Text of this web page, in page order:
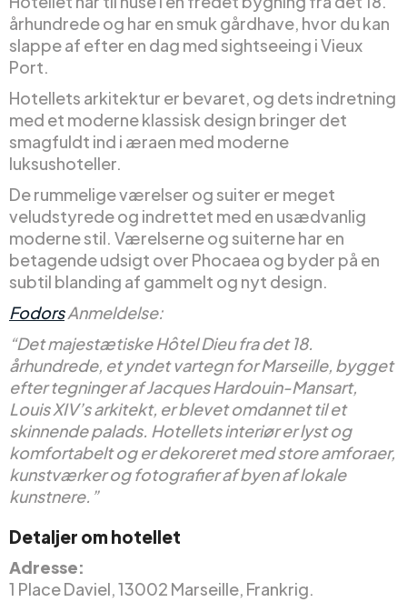
århundrede og har en smuk gårdhave, hvor du kan
slappe af efter en dag med sightseeing i Vieux
Port.
Hotellets arkitektur er bevaret, og dets indretning
med et moderne klassisk design bringer det
smagfuldt ind i æraen med moderne
luksushoteller.
De rummelige værelser og suiter er meget
veludstyrede og indrettet med en usædvanlig
moderne stil. Værelserne og suiterne har en
betagende udsigt over Phocaea og byder på en
subtil blanding af gammelt og nyt design.
FodorsAnmeldelse:
“Det majestætiske Hôtel Dieu fra det 18.
århundrede, et yndet vartegn for Marseille, bygget
efter tegninger af Jacques Hardouin-Mansart,
Louis XIV’s arkitekt, er blevet omdannet til et
skinnende palads. Hotellets interiør er lyst og
komfortabelt og er dekoreret med store amforaer,
kunstværker og fotografier af byen af lokale
kunstnere.”
Detaljer om hotellet
Adresse:
1 Place Daviel, 13002 Marseille, Frankrig.